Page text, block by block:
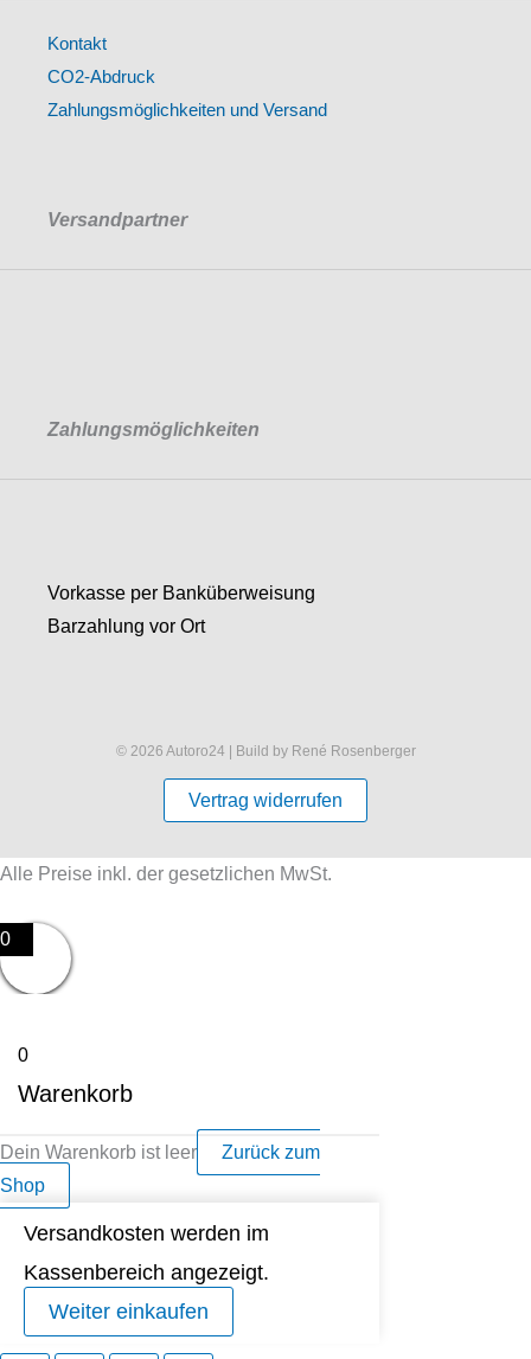
Kontakt
CO2-Abdruck
Zahlungsmöglichkeiten und Versand
Versandpartner
Zahlungsmöglichkeiten
Vorkasse per Banküberweisung
Barzahlung vor Ort
© 2026 Autoro24 | Build by René Rosenberger
Vertrag widerrufen
Alle Preise inkl. der gesetzlichen MwSt.
0
0
Warenkorb
Dein Warenkorb ist leer
Zurück zum
Shop
Versandkosten werden im
Kassenbereich angezeigt.
Weiter einkaufen